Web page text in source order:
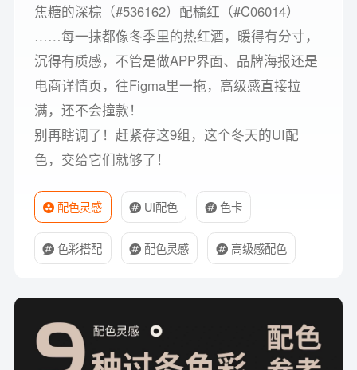
焦糖的深棕（#536162）配橘红（#C06014）
……每一抹都像冬季里的热红酒，暖得有分寸，
沉得有质感，不管是做APP界面、品牌海报还是
电商详情页，往Figma里一拖，高级感直接拉
满，还不会撞款！
别再瞎调了！赶紧存这9组，这个冬天的UI配
色，交给它们就够了！
配色灵感 UI配色 色卡
色彩搭配 配色灵感 高级感配色